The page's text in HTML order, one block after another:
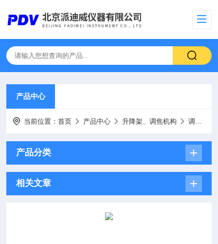
产品中心
当前位置：首页 产品中心 升降架、调焦机构 调焦支架、显微镜支架
产品分类
相关文章